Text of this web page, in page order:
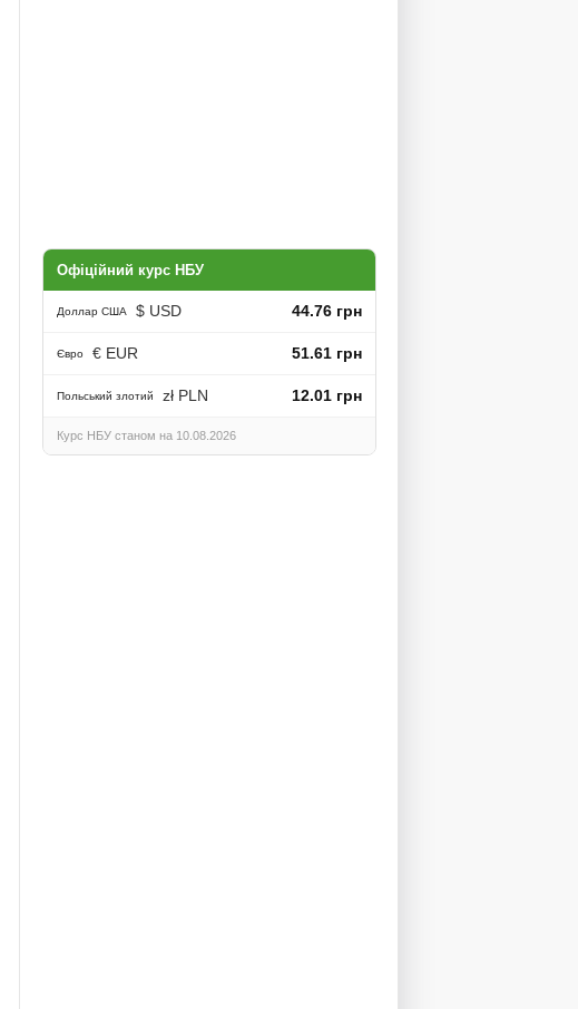
Офіційний курс НБУ
Доллар США $ USD 44.76 грн
Євро € EUR 51.61 грн
Польський злотий zł PLN 12.01 грн
Курс НБУ станом на 10.08.2026